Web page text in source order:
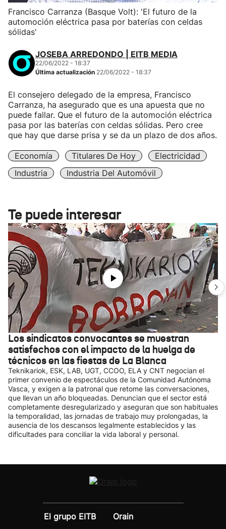
Francisco Carranza (Basque Volt): 'El futuro de la
automoción eléctrica pasa por baterías con celdas
sólidas'
JOSEBA ARREDONDO | EITB MEDIA
22/06/2022 - 18:37
Última actualización 22/06/2022 - 18:37
El consejero delegado de la empresa, Francisco
Carranza, ha asegurado que es una apuesta que no
puede fallar. Que el futuro de la automoción eléctrica
pasa por las baterías con celdas sólidas. Pero cree
que hay que darse prisa y se da un plazo de dos años.
Economía Titulares De Hoy
Electricidad
Industria
Industria Del Automóvil
Te puede interesar
Los sindicatos convocantes se muestran
satisfechos con el impacto de la huelga de
técnicos en las fiestas de La Blanca
Teknikariok, ESK, LAB, UGT, CCOO, ELA y CNT negocian el
primer convenio de espectáculos de la Comunidad Autónoma
Vasca, y exigen a la patronal que retome las conversaciones,
que llevan un año bloqueadas. Denuncian que el sector está
completamente desregularizado y aseguran que son habituales
la temporalidad, las jornadas de trabajo muy prolongadas, la
ausencia de los descansos legalmente establecidos y las
dificultades para conciliar la vida laboral y personal.
El grupo EITB
Orain